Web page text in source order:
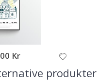
Kr
produkter